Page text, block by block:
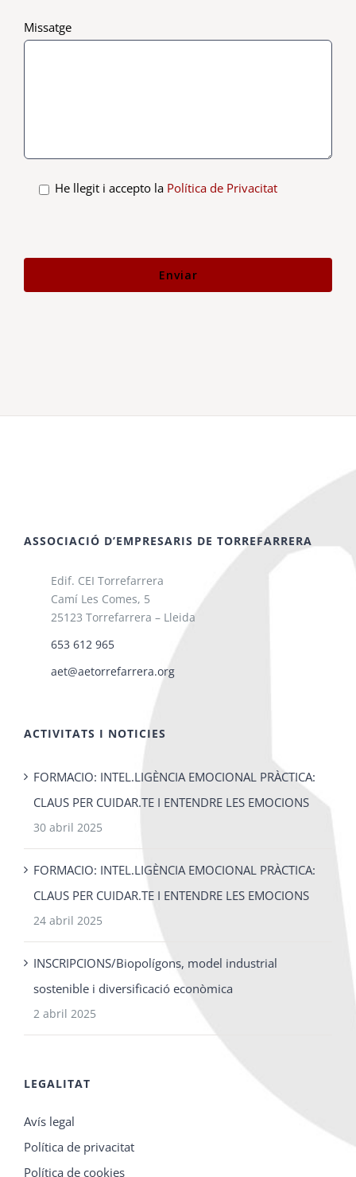
Missatge
He llegit i accepto la Política de Privacitat
ASSOCIACIÓ D’EMPRESARIS DE TORREFARRERA
Edif. CEI Torrefarrera
Camí Les Comes, 5
25123 Torrefarrera – Lleida
653 612 965
aet@aetorrefarrera.org
ACTIVITATS I NOTICIES
FORMACIO: INTEL.LIGÈNCIA EMOCIONAL PRÀCTICA:
CLAUS PER CUIDAR.TE I ENTENDRE LES EMOCIONS
30 abril 2025
FORMACIO: INTEL.LIGÈNCIA EMOCIONAL PRÀCTICA:
CLAUS PER CUIDAR.TE I ENTENDRE LES EMOCIONS
24 abril 2025
INSCRIPCIONS/Biopolígons, model industrial
sostenible i diversificació econòmica
2 abril 2025
LEGALITAT
Avís legal
Política de privacitat
Política de cookies